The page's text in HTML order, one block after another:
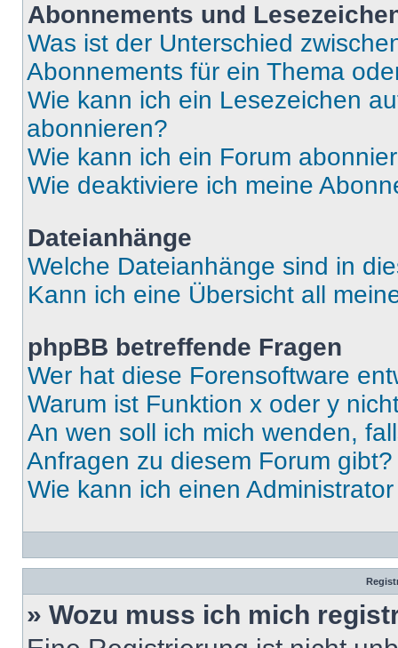
Abonnements und
Was ist der Unterschied
Abonnements für ein Thema
Wie kann ich ein Lesezeichen
abonnieren?
Wie kann ich ein Forum
Wie deaktiviere ich meine
Dateianhänge
Welche Dateianhänge sind in
Kann ich eine Übersicht all
phpBB betreffende Fragen
Wer hat diese Forensoftware
Warum ist Funktion x oder y
An wen soll ich mich wenden,
Anfragen zu diesem Forum gibt?
Wie kann ich einen
» Wozu muss ich mich